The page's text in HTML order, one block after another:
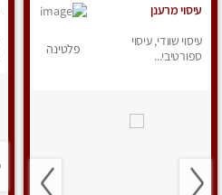
עיסוי מרענן
עיסוי שוודי, עיסוי
ספורטיבי...
פלטינה